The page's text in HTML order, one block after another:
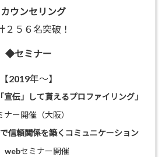
カウンセリング
２５６名突破！
◆セミナー
【2019年～】
宣伝」して貰えるプロファイリング」
ナー開催（大阪）
で信頼関係を築くコミュニケーション
webセミナー開催